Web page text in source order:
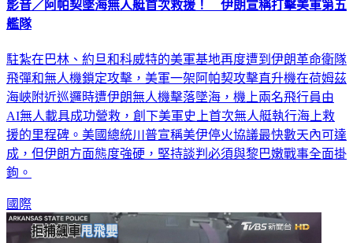
影音／阿帕契墜海無人艇首次救援！ 伊朗宣稱打擊美軍第五
艦隊
駐紮在巴林、約旦和科威特的美軍基地再度遭到伊朗革命衛隊
飛彈和無人機鎖定攻擊，美軍一架阿帕契攻擊直升機在荷姆茲
海峽附近巡邏時遭伊朗無人機擊落墜海，機上兩名飛行員由
AI無人載具成功營救，創下美軍史上首次無人艇執行海上救
援的里程碑。美國總統川普宣稱美伊停火協議最快數天內可達
成，但伊朗方面態度強硬，堅持談判必須與黎巴嫩戰事全面掛
鉤。
國際